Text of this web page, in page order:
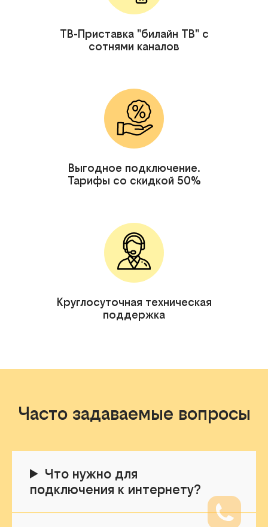
ТВ-Приставка "билайн ТВ" с
сотнями каналов
Выгодное подключение.
Тарифы со скидкой 50%
Круглосуточная техническая
поддержка
Часто задаваемые вопросы
Что нужно для
подключения к интернету?